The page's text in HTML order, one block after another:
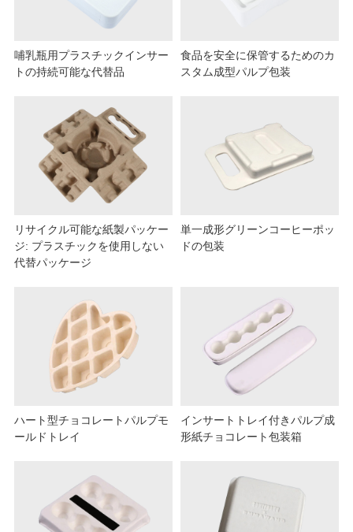
哺乳瓶用プラスチックインサー
トの持続可能な代替品
食品を安全に保管するためのカ
スタム成型パルプ包装
リサイクル可能な紙製パッケー
ジ: プラスチックを使用しない
代替パッケージ
単一成形グリーンコーヒーポッ
ドの包装
ハート型チョコレートパルプモ
ールドトレイ
インサートトレイ付きパルプ成
形紙チョコレート包装箱